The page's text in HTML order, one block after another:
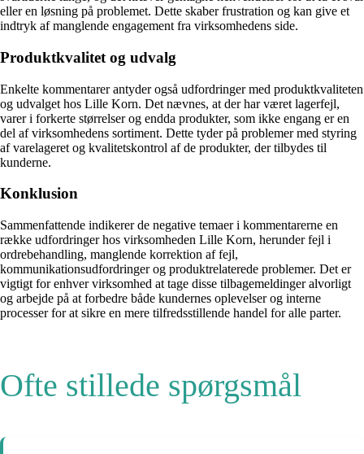
eller en løsning på problemet. Dette skaber frustration og kan give et
indtryk af manglende engagement fra virksomhedens side.
Produktkvalitet og udvalg
Enkelte kommentarer antyder også udfordringer med produktkvaliteten
og udvalget hos Lille Korn. Det nævnes, at der har været lagerfejl,
varer i forkerte størrelser og endda produkter, som ikke engang er en
del af virksomhedens sortiment. Dette tyder på problemer med styring
af varelageret og kvalitetskontrol af de produkter, der tilbydes til
kunderne.
Konklusion
Sammenfattende indikerer de negative temaer i kommentarerne en
række udfordringer hos virksomheden Lille Korn, herunder fejl i
ordrebehandling, manglende korrektion af fejl,
kommunikationsudfordringer og produktrelaterede problemer. Det er
vigtigt for enhver virksomhed at tage disse tilbagemeldinger alvorligt
og arbejde på at forbedre både kundernes oplevelser og interne
processer for at sikre en mere tilfredsstillende handel for alle parter.
Ofte stillede spørgsmål